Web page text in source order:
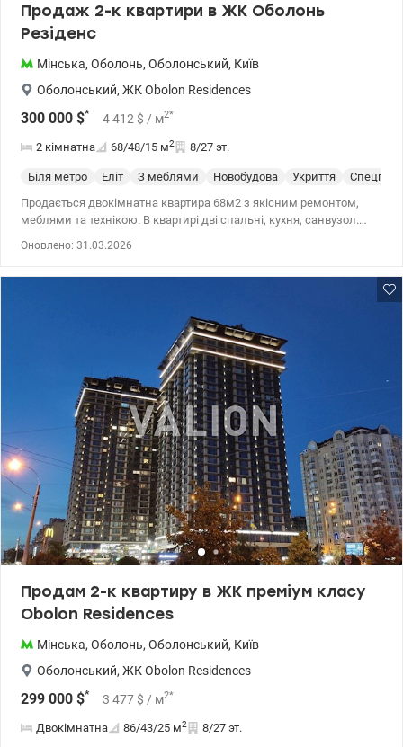
Продаж 2-к квартири в ЖК Оболонь
Резіденс
Мінська, Оболонь, Оболонський, Київ
Оболонський, ЖК Obolon Residences
300 000 $* 4 412 $ / м2*
2 кімнатна 68/48/15 м2 8/27 эт.
Біля метро Еліт З меблями Новобудова Укриття
Продається двокімнатна квартира 68м2 з якісним ремонтом,
меблями та технікою. В квартирі дві спальні, кухня, санвузол.
персон з шкіряними розкладними кріслами як в Imax,
тренажерний зал на -2 поверсі, 2 пральні і сушильні кімнати,
масажний кабінет, ігрома кімната для підлітків з двома Sony
Playstation 5 і великим Смарт ТВ, 2 дитячі кімнати для малюків, 2
конференц зали на 27 поверсі для проведення зустрічей тощо.
Вуличний паркінг, підземний паркінг, закрита територія для
власників квартир з дитячим майданчиком, ігровим полем все в
одному: футбол/баскетбол/волейбол/теніс. Ціна 300 000 у.о.
+380502138771, +380954905411 Наталія www.valion.ua/1088089
Оновлено: 31.03.2026
Продам 2-к квартиру в ЖК преміум класу
Obolon Residences
Мінська, Оболонь, Оболонський, Київ
Оболонський, ЖК Obolon Residences
299 000 $* 3 477 $ / м2*
Двокімнатна 86/43/25 м2 8/27 эт.